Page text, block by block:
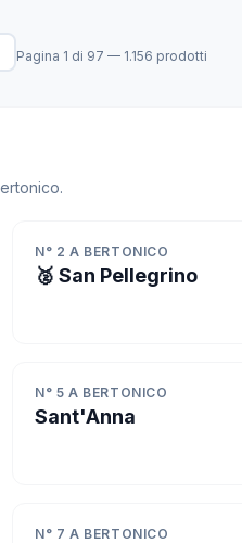
Pagina 1 di 97 — 1.156 prodotti
N° 2 A BERTONICO
🥈 San Pellegrino
N° 5 A BERTONICO
Sant'Anna
N° 7 A BERTONICO